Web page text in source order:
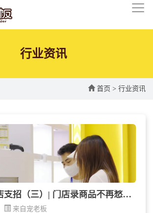
行业资讯
首页 > 行业资讯
宠老板为门店支招（三）| 门店录商品不再愁，一键飞...
来自宠老板